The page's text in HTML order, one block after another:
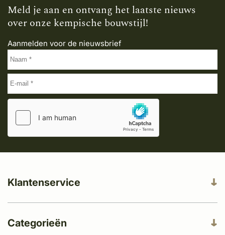
Meld je aan en ontvang het laatste nieuws
over onze kempische bouwstijl!
Aanmelden voor de nieuwsbrief
Klantenservice
Categorieën